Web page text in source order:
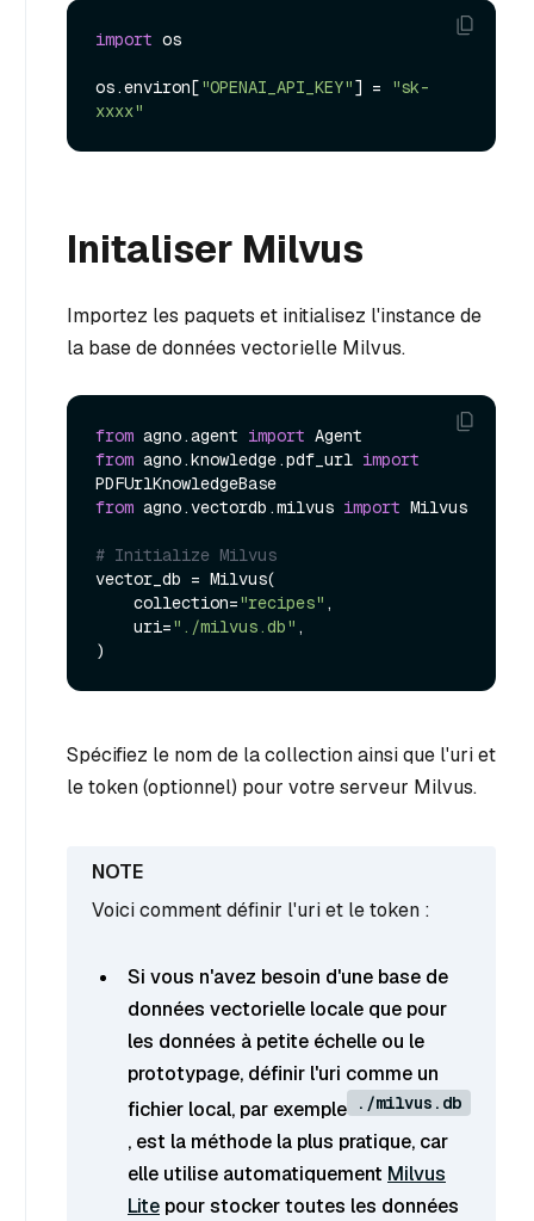
import os
os.environ["OPENAI_API_KEY"] =
"sk-
xxxx"
Initaliser Milvus
Importez les paquets et initialisez l'instance de
la base de données vectorielle Milvus.
from agno.agent import
from agno.knowledge.pdf_url import
from agno.vectordb.milvus import Milvus
# Initialize Milvus
vector_db = Milvus(
    collection=
"recipes" ,
    uri=
"./milvus.db" ,
Spécifiez le nom de la collection ainsi que l'uri et
le token (optionnel) pour votre serveur Milvus.
Voici comment définir l'uri et le token :
Si vous n'avez besoin d'une base de
données vectorielle locale que pour
les données à petite échelle ou le
prototypage, définir l'uri comme un
fichier local, par exemple
./milvus.db
, est la méthode la plus pratique, car
elle utilise automatiquement Milvus
Lite pour stocker toutes les données